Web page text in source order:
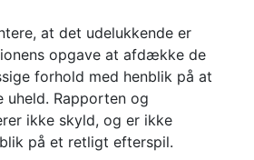
at det udelukkende er
opgave at afdække de
forhold med henblik på at
uheld. Rapporten og
ikke skyld, og er ikke
på et retligt efterspil.